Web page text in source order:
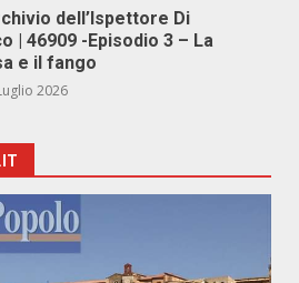
dell’Ispettore Di
| 46909 -Episodio 3 – La
e il fango
2026